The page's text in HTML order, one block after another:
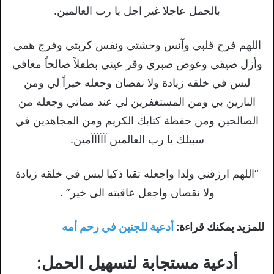
بالحمل عاجلا غير اجل يا رب العالمين.
اللهم فرح قلبي وآنس وحشتي ونفس كربتي وفرج همي
وأزل ضيقي وعوض ‏صبري وقر عيني بطفلاً صالحاً معافى
ليس في خلقه زيادة ولا نقصان وجعله ‏خيراً لي ومن
البارين بي ومن المستغفرين لي عند مماتي وجعله من
الصالحين ‏ومن حفظة كتابك الكريم ومن المجاهدين في
سبيلك يا رب العالمين آآآآآمين.
“اللهم ارزقني ولدا واجعله تقيا ذكيا ليس في خلقه زيادة
ولا نقصان واجعل عاقبته الى خير” .
للمزيد يمكنك قراءة: أدعية للجنين في رحم أمه
أدعية مستجابة لتسهيل الحمل: